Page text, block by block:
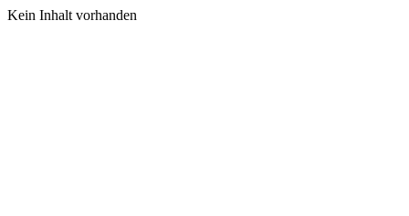
Kein Inhalt vorhanden